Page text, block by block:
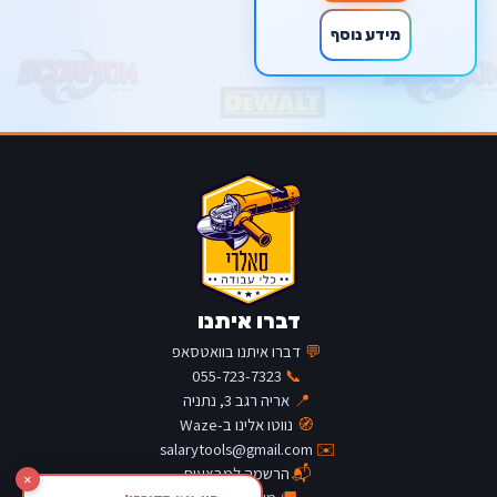
מידע נוסף
דברו איתנו
💬 דברו איתנו בוואטסאפ
📞
055-723-7323
📍 אריה רגב 3, נתניה
🧭 נווטו אלינו ב-Waze
✉️
salarytools@gmail.com
📬הרשמה למבצעים
×